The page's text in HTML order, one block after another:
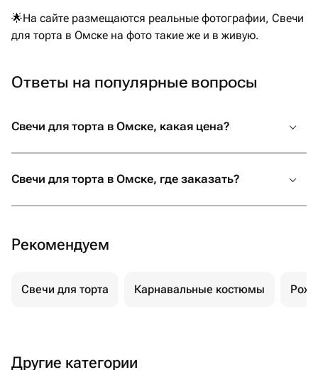
🌟На сайте размещаются реальные фотографии, Свечи
для торта в Омске на фото такие же и в живую.
Ответы на популярные вопросы
Свечи для торта в Омске, какая цена?
Свечи для торта в Омске, где заказать?
Рекомендуем
Свечи для торта Карнавальные костюмы
Другие категории